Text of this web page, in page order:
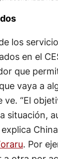
los
en el
que
vaya a
“El
situación,
. Por